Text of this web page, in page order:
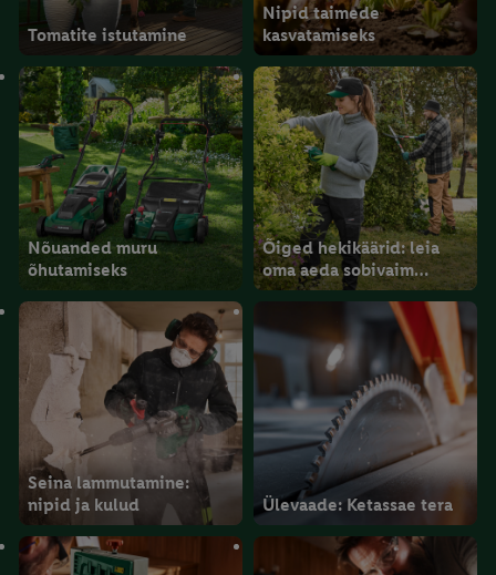
Tomatite istutamine
Nipid taimede
kasvatamiseks
Nõuanded muru
õhutamiseks
Õiged hekikäärid: leia
oma aeda sobivaim
abiline
Seina lammutamine:
nipid ja kulud
Ülevaade: Ketassae tera